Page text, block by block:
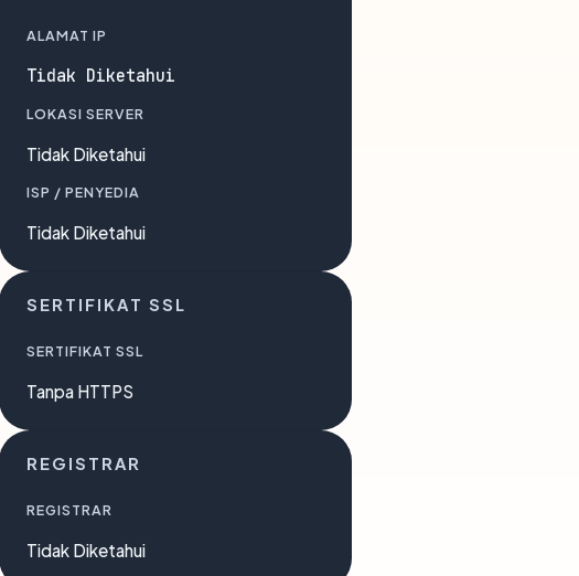
ALAMAT IP
Tidak Diketahui
LOKASI SERVER
Tidak Diketahui
ISP / PENYEDIA
Tidak Diketahui
SERTIFIKAT SSL
SERTIFIKAT SSL
Tanpa HTTPS
REGISTRAR
REGISTRAR
Tidak Diketahui